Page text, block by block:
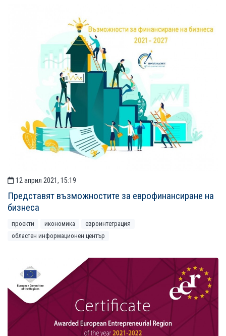
12 април 2021, 15:19
Представят възможностите за еврофинансиране на
бизнеса
проекти икономика
евроинтеграция
областен информационен център